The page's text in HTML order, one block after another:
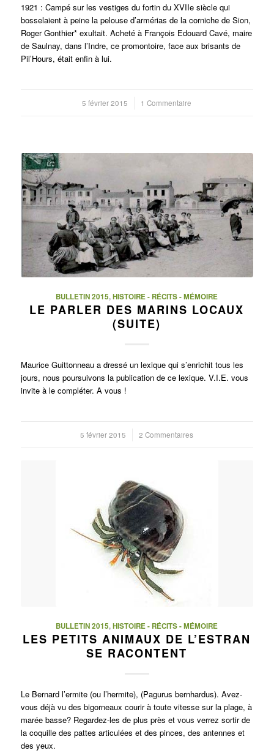
1921 : Campé sur les vestiges du fortin du XVIIe siècle qui
bosselaient à peine la pelouse d’armérias de la corniche de Sion,
Roger Gonthier* exultait. Acheté à François Edouard Cavé, maire
de Saulnay, dans l’Indre, ce promontoire, face aux brisants de
Pil’Hours, était enfin à lui.
5 février 2015
/ 1 Commentaire
BULLETIN 2015,HISTOIRE - RÉCITS - MÉMOIRE
LE PARLER DES MARINS LOCAUX
(SUITE)
Maurice Guittonneau a dressé un lexique qui s’enrichit tous les
jours, nous poursuivons la publication de ce lexique. V.I.E. vous
invite à le compléter. A vous !
5 février 2015
/ 2 Commentaires
BULLETIN 2015,HISTOIRE - RÉCITS - MÉMOIRE
LES PETITS ANIMAUX DE L’ESTRAN
SE RACONTENT
Le Bernard l’ermite (ou l’hermite), (Pagurus bernhardus). Avez-
vous déjà vu des bigorneaux courir à toute vitesse sur la plage, à
marée basse? Regardez-les de plus près et vous verrez sortir de
la coquille des pattes articulées et des pinces, des antennes et
des yeux.